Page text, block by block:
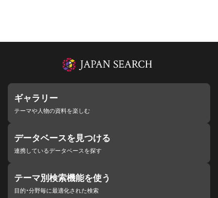
ギャラリー
テーマや人物の資料を楽しむ
データベースを見つける
連携しているデータベースを探す
テーマ別検索機能を使う
目的・分野毎に最適化された検索